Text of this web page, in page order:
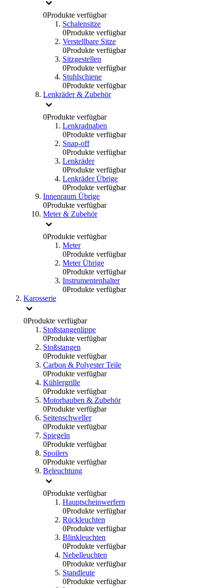
0Produkte verfügbar
Schalensitze
0Produkte verfügbar
Verstellbare Sitze
0Produkte verfügbar
Sitzgestellen
0Produkte verfügbar
Stuhlschiene
0Produkte verfügbar
Lenkräder & Zubehör
0Produkte verfügbar
Lenkradnaben
0Produkte verfügbar
Snap-off
0Produkte verfügbar
Lenkräder
0Produkte verfügbar
Lenkräder Übrige
0Produkte verfügbar
Innenraum Übrige
0Produkte verfügbar
Meter & Zubehör
0Produkte verfügbar
Meter
0Produkte verfügbar
Meter Übrige
0Produkte verfügbar
Instrumentenhalter
0Produkte verfügbar
Karosserie
0Produkte verfügbar
Stoßstangenlippe
0Produkte verfügbar
Stoßstangen
0Produkte verfügbar
Carbon & Polyester Teile
0Produkte verfügbar
Kühlergrille
0Produkte verfügbar
Motorhauben & Zubehör
0Produkte verfügbar
Seitenschweller
0Produkte verfügbar
Spiegeln
0Produkte verfügbar
Spoilers
0Produkte verfügbar
Beleuchtung
0Produkte verfügbar
Hauptscheinwerfern
0Produkte verfügbar
Rückleuchten
0Produkte verfügbar
Blinkleuchten
0Produkte verfügbar
Nebelleuchten
0Produkte verfügbar
Standleute
0Produkte verfügbar